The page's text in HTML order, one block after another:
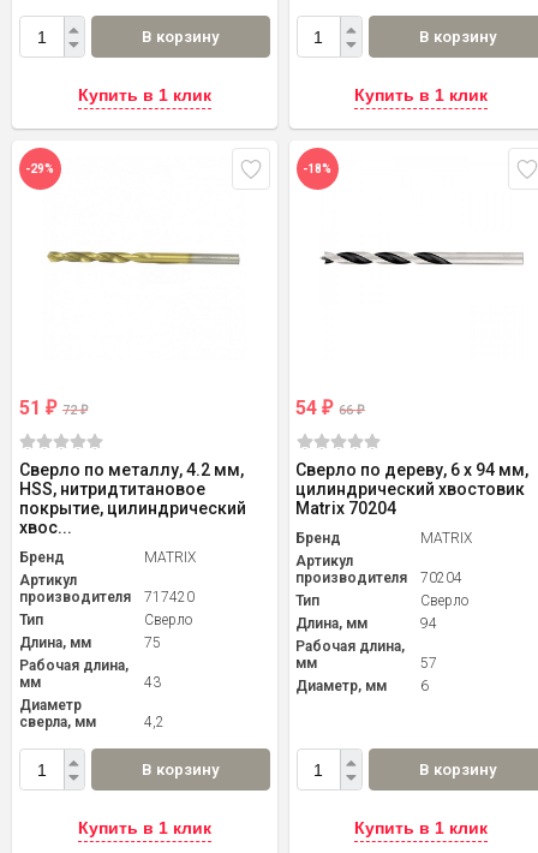
В корзину
Купить в 1 клик
В корзину
Купить в 1 клик
-29%
51 ₽ 72₽
Сверло по металлу, 4.2 мм,
HSS, нитридтитановое
покрытие, цилиндрический
хвос...
Бренд
MATRIX
Артикул
производителя
717420
Тип
Сверло
Длина, мм
75
Рабочая длина,
мм
43
Диаметр
сверла, мм
4,2
В корзину
Купить в 1 клик
-18%
54₽ 66₽
Сверло по дереву, 6 x 94 мм,
цилиндрический хвостовик
Matrix 70204
Бренд
MATRIX
Артикул
производителя
70204
Тип
Сверло
Длина, мм
94
Рабочая длина,
мм
57
Диаметр, мм
6
В корзину
Купить в 1 клик